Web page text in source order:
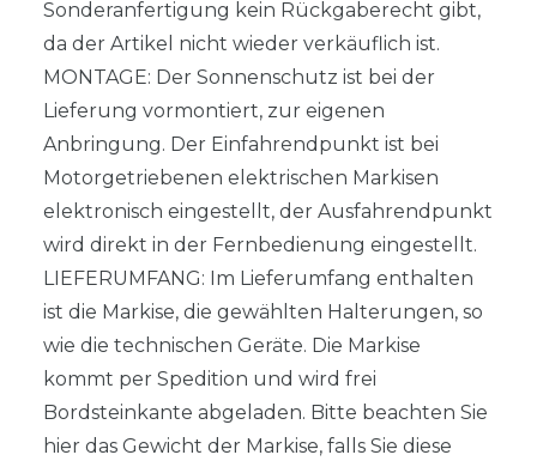
Sonderanfertigung kein Rückgaberecht gibt,
da der Artikel nicht wieder verkäuflich ist.
MONTAGE: Der Sonnenschutz ist bei der
Lieferung vormontiert, zur eigenen
Anbringung. Der Einfahrendpunkt ist bei
Motorgetriebenen elektrischen Markisen
elektronisch eingestellt, der Ausfahrendpunkt
wird direkt in der Fernbedienung eingestellt.
LIEFERUMFANG: Im Lieferumfang enthalten
ist die Markise, die gewählten Halterungen, so
wie die technischen Geräte. Die Markise
kommt per Spedition und wird frei
Bordsteinkante abgeladen. Bitte beachten Sie
hier das Gewicht der Markise, falls Sie diese